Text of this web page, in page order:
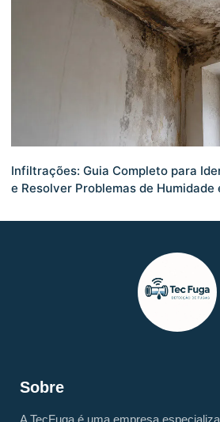
Infiltrações: Guia Completo para
e Resolver Problemas de Humidade
Sobre
A TecFuga é uma empresa